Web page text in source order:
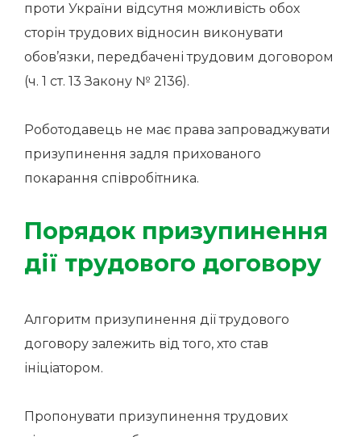
проти України відсутня можливість обох
сторін трудових відносин виконувати
обов’язки, передбачені трудовим договором
(ч. 1 ст. 13 Закону № 2136).
Роботодавець не має права запроваджувати
призупинення задля прихованого
покарання співробітника.
Порядок призупинення
дії трудового договору
Алгоритм призупинення дії трудового
договору залежить від того, хто став
ініціатором.
Пропонувати призупинення трудових